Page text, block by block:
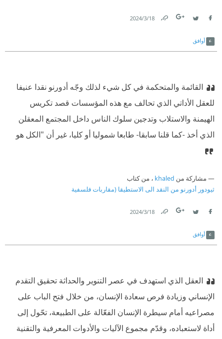
18‏/3‏/2024
أوافق
القائمة والمتحكمة في كل شيء لذلك وجّه أدورنو نقدا عنيفا
للعقل الأداتي الذي تحالف مع هذه المؤسسات قصد تكريس
الهيمنة والاستلاب وتدجين سلوك الناس داخل المجتمع المعقلن
الذي أخذ -كما قلنا سابقا- طابعا شموليا أو كليا، غير أن "الكل هو
مشاركة من khaled ، من كتاب
ثيودور أدورنو من النقد الى الاستطيقا (مقاربات فلسفية
18‏/3‏/2024
أوافق
العقل الذي استهدف في عصر التنوير والحداثة تحقيق التقدم
الإنساني وزيادة فرص سعادة الإنسان، من خلال فتح الباب على
مصراعيه أمام سيطرة الإنسان الفعّالة على الطبيعة، تحّول إلى
أداة لاستعباده، وقدّم مجموع الآليات والأدوات المعرفية والتقنية